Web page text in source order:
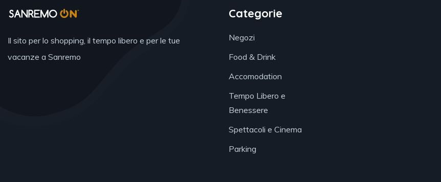
Il sito per lo shopping, il tempo libero e per le tue
vacanze a Sanremo
Categorie
Negozi
Food & Drink
Accomodation
Tempo Libero e
Benessere
Spettacoli e Cinema
Parking